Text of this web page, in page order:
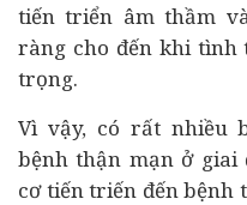
tiến triển âm thầm
ràng cho đến khi tình
trọng.
Vì vậy, có rất nhiều
bệnh thận mạn ở giai
cơ tiến triến đến bệnh